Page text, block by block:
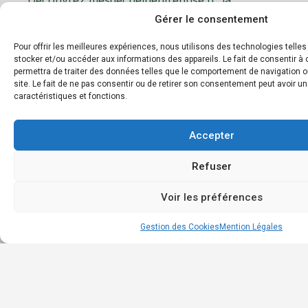
Gérer le consentement
Pour offrir les meilleures expériences, nous utilisons des technologies
stocker et/ou accéder aux informations des appareils. Le fait de consentir à
permettra de traiter des données telles que le comportement de navigation
site. Le fait de ne pas consentir ou de retirer son consentement peut avoir
caractéristiques et fonctions.
Accepter
Refuser
Voir les préférences
Gestion des Cookies Mention Légales
plateforme dédiée à la gestion et au tri des
faciliter le recyclage et d’encourager les
pratiques éco-responsables en entreprise.
Les
et